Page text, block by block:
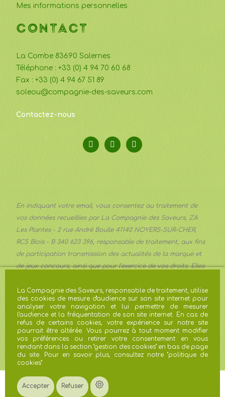
La Compagnie des Saveurs, responsable de traitement, utilise
des cookies de mesure d'audience sur son site internet pour
analyser votre navigation et lui permettre de mesurer
l'audience et la fréquentation de son site internet. En cas de
refus de certains cookies, votre expérience sur notre site
pourrait être altérée. Vous pourrez à tout moment modifier
vos préférences ou retirer votre consentement en vous
rendant dans la section "gestion des cookies" en bas de page
du site. Pour en savoir plus, consultez notre "politique de
cookies"
Accepter Refuser
Mes informations personnelles
CONTACT
La Combe 83690 Salernes
Téléphone : +33 (0) 4 94 70 60 68
Fax : +33 (0) 4 94 67 51 89
soleou@compagnie-des-saveurs.com
Contactez-nous
En indiquant votre email, vous consentez au traitement de
vos données recueillies par La Compagnie des Saveurs, ZA
Les Plantes - 2 rue André Boulle 41140 NOYERS-SUR-CHER,
RCS Blois - B 340 623 396, responsable de traitement, aux fins
de participation transmission des actualités de la marque et
de jeux concours, ainsi que pour l’exercice de vos droits. Elles
la Société et conservées pour trois ans à compter du dernier
contact ou une durée plus importante lorsque les obligations
légales l’imposent. Vous pouvez exercer vos droits d’accès, de
rectification, d’effacement, d’opposition, de limitation du
traitement àgdpr@avril.com. En cas de réclamation, vous
disposez du droit de saisir la CNIL.